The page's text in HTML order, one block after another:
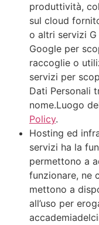
produttività,
sul cloud
o altri servizi
Google per
raccoglie o
servizi per
Dati Personali
nome.Luogo
Policy.
Hosting ed
servizi ha la
permettono a
funzionare, ne
mettono a
all’uso per